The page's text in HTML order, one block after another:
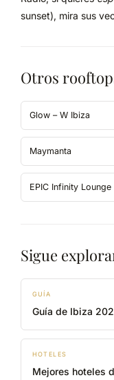
sunset), mira sus
Otros
Glow – W Ibiza
Maymanta
EPIC Infinity Lounge
Sigue
GUÍA
Guía de Ibiza
HOTELES
Mejores hoteles